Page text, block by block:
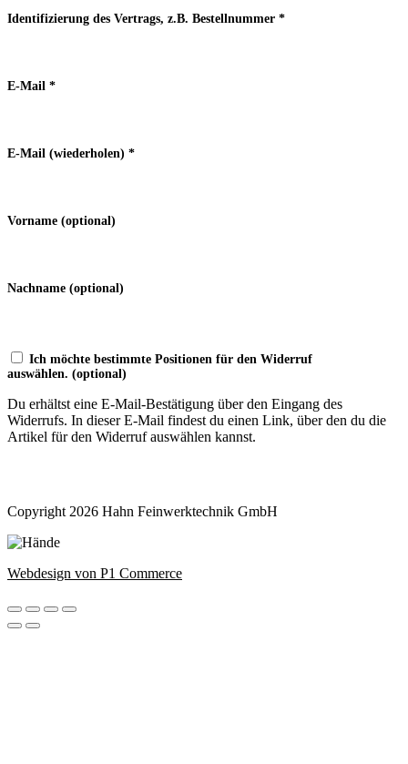
Identifizierung des Vertrags, z.B. Bestellnummer *
E-Mail *
E-Mail (wiederholen) *
Vorname (optional)
Nachname (optional)
Ich möchte bestimmte Positionen für den Widerruf
auswählen. (optional)
Du erhältst eine E-Mail-Bestätigung über den Eingang des
Widerrufs. In dieser E-Mail findest du einen Link, über den du die
Artikel für den Widerruf auswählen kannst.
Copyright 2026 Hahn Feinwerktechnik GmbH
Webdesign von P1 Commerce